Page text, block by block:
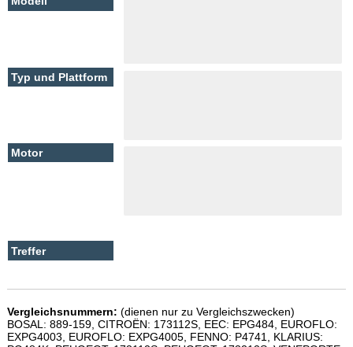
Vergleichsnummern: (dienen nur zu Vergleichszwecken)
BOSAL: 889-159, CITROËN: 173112S, EEC: EPG484, EUROFLO:
EXPG4003, EUROFLO: EXPG4005, FENNO: P4741, KLARIUS: